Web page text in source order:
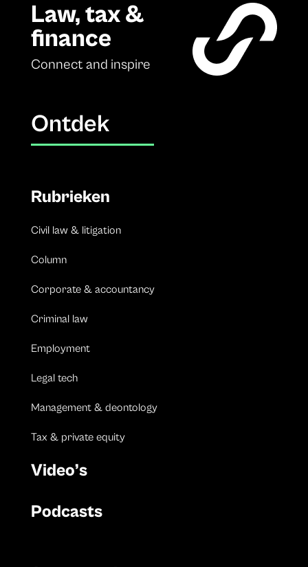
Law, tax &
finance
Connect and inspire
Ontdek
Rubrieken
Civil law & litigation
Column
Corporate & accountancy
Criminal law
Employment
Legal tech
Management & deontology
Tax & private equity
Video’s
Podcasts